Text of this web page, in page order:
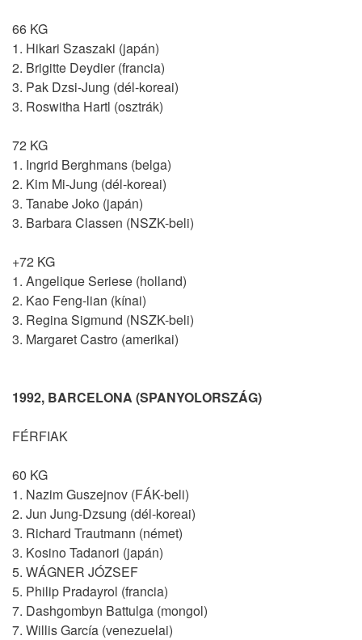
66 KG
1. Hikari Szaszaki (japán)
2. Brigitte Deydier (francia)
3. Pak Dzsi-Jung (dél-koreai)
3. Roswitha Hartl (osztrák)
72 KG
1. Ingrid Berghmans (belga)
2. Kim Mi-Jung (dél-koreai)
3. Tanabe Joko (japán)
3. Barbara Classen (NSZK-beli)
+72 KG
1. Angelique Seriese (holland)
2. Kao Feng-lian (kínai)
3. Regina Sigmund (NSZK-beli)
3. Margaret Castro (amerikai)
1992, BARCELONA (SPANYOLORSZÁG)
FÉRFIAK
60 KG
1. Nazim Guszejnov (FÁK-beli)
2. Jun Jung-Dzsung (dél-koreai)
3. Richard Trautmann (német)
3. Kosino Tadanori (japán)
5. WÁGNER JÓZSEF
5. Philip Pradayrol (francia)
7. Dashgombyn Battulga (mongol)
7. Willis García (venezuelai)